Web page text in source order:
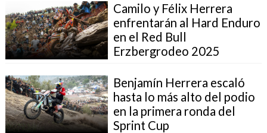
Camilo y Félix Herrera
enfrentarán al Hard Enduro
en el Red Bull
Erzbergrodeo 2025
Benjamín Herrera escaló
hasta lo más alto del podio
en la primera ronda del
Sprint Cup